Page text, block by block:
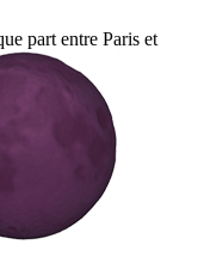
part entre Paris et